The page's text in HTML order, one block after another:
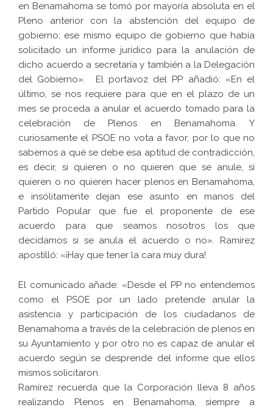
en Benamahoma se tomó por mayoría absoluta en el
Pleno anterior con la abstención del equipo de
gobierno; ese mismo equipo de gobierno que había
solicitado un informe jurídico para la anulación de
dicho acuerdo a secretaría y también a la Delegación
del Gobierno». El portavoz del PP añadió: «En el
último, se nos requiere para que en el plazo de un
mes se proceda a anular el acuerdo tomado para la
celebración de Plenos en Benamahoma. Y
curiosamente el PSOE no vota a favor, por lo que no
sabemos a qué se debe esa aptitud de contradicción,
es decir, si quieren o no quieren que se anule, si
quieren o no quieren hacer plenos en Benamahoma,
e insólitamente dejan ese asunto en manos del
Partido Popular que fue el proponente de ese
acuerdo para que seamos nosotros los que
decidamos si se anula el acuerdo o no». Ramírez
apostilló: «¡Hay que tener la cara muy dura!
El comunicado añade: «Desde el PP no entendemos
como el PSOE por un lado pretende anular la
asistencia y participación de los ciudadanos de
Benamahoma a través de la celebración de plenos en
su Ayuntamiento y por otro no es capaz de anular el
acuerdo según se desprende del informe que ellos
mismos solicitaron.
Ramírez recuerda que la Corporación lleva 8 años
realizando Plenos en Benamahoma, siempre a